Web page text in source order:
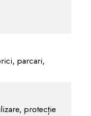
parcari,
protecție